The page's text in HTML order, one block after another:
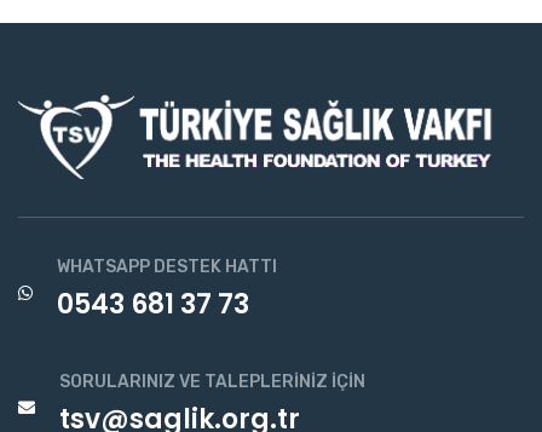
WHATSAPP DESTEK HATTI
0543 681 37 73
SORULARINIZ VE TALEPLERINIZ İÇIN
tsv@saglik.org.tr